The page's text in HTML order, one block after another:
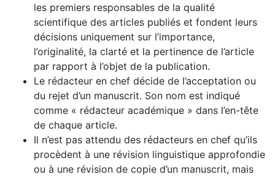
les premiers responsables de la qualité
scientifique des articles publiés et fondent leurs
décisions uniquement sur l’importance,
l’originalité, la clarté et la pertinence de l’article
par rapport à l’objet de la publication.
Le rédacteur en chef décide de l’acceptation ou
du rejet d’un manuscrit. Son nom est indiqué
comme « rédacteur académique » dans l’en-tête
de chaque article.
Il n’est pas attendu des rédacteurs en chef qu’ils
procèdent à une révision linguistique approfondie
ou à une révision de copie d’un manuscrit, mais